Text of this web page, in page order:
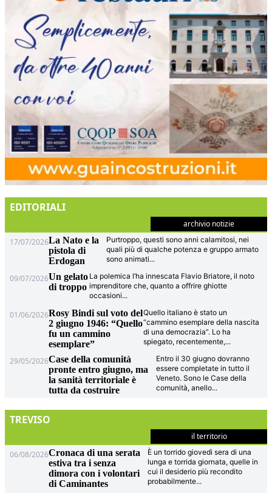
EDITORIALI
archivio notizie
17/07/2026La Nato e la
pistola di
Erdogan
Purtroppo, questi sono anni calamitosi, nei
quali più di qualche potenza e gruppo armato
sono animati...
09/07/2026Un gelato
di troppo
La polemica l’ha innescata Flavio Briatore, il noto
imprenditore che, quanto a offrire ghiotte
occasioni...
01/06/2026Rosy Bindi sul voto del
2 giugno 1946: “Quello
fu un cammino
esemplare”
Quello italiano è stato un
“cammino esemplare della nascita
di una democrazia”. Lo ha
spiegato, recentemente,...
29/05/2026Case della comunità
pronte entro giugno, ma
la sanità territoriale è
tutta da costruire
Entro il 30 giugno dovranno
essere completate in tutto il
Veneto. Sono le Case della
comunità, anello...
TREVISO
il territorio
06/08/2026Cronaca di una serata
estiva tra i senza
dimora con i volontari
di Caminantes
È un torrido giovedì sera di una
lunga e torrida giornata, quelle in
cui il desiderio più recondito
probabilmente...